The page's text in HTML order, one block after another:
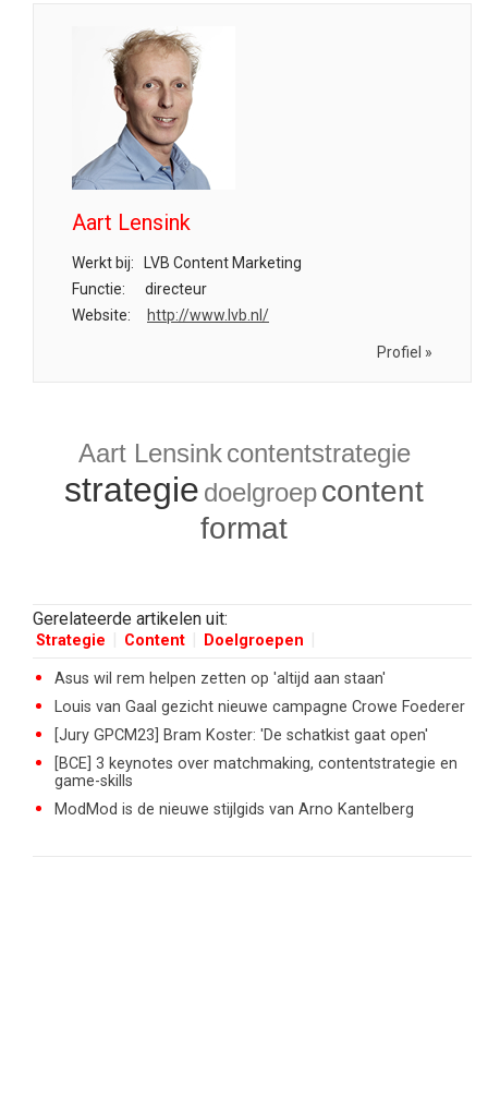
Aart Lensink
Werkt bij:
LVB Content Marketing
Functie:
directeur
Website:
http://www.lvb.nl/
Profiel »
Aart Lensink contentstrategie
strategie doelgroepcontent
format
Gerelateerde artikelen uit:
Strategie Content Doelgroepen
Asus wil rem helpen zetten op 'altijd aan staan'
Louis van Gaal gezicht nieuwe campagne Crowe Foederer
[Jury GPCM23] Bram Koster: 'De schatkist gaat open'
[BCE] 3 keynotes over matchmaking, contentstrategie en
game-skills
ModMod is de nieuwe stijlgids van Arno Kantelberg